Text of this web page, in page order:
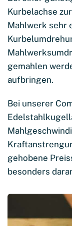
Kurbelachse
Mahlwerk sehr
gemahlen
aufbringen.
Bei unserer
gehobene
besonders